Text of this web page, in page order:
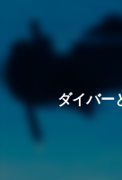
ダイバー